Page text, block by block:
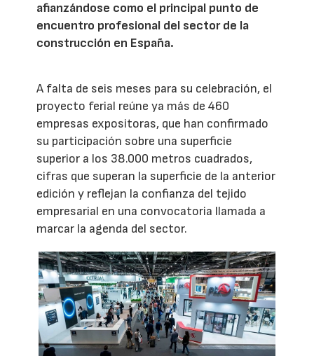
afianzándose como el principal punto de
encuentro profesional del sector de la
construcción en España.
A falta de seis meses para su celebración, el
proyecto ferial reúne ya más de 460
empresas expositoras, que han confirmado
su participación sobre una superficie
superior a los 38.000 metros cuadrados,
cifras que superan la superficie de la anterior
edición y reflejan la confianza del tejido
empresarial en una convocatoria llamada a
marcar la agenda del sector.